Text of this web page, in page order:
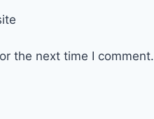
the next time I comment.